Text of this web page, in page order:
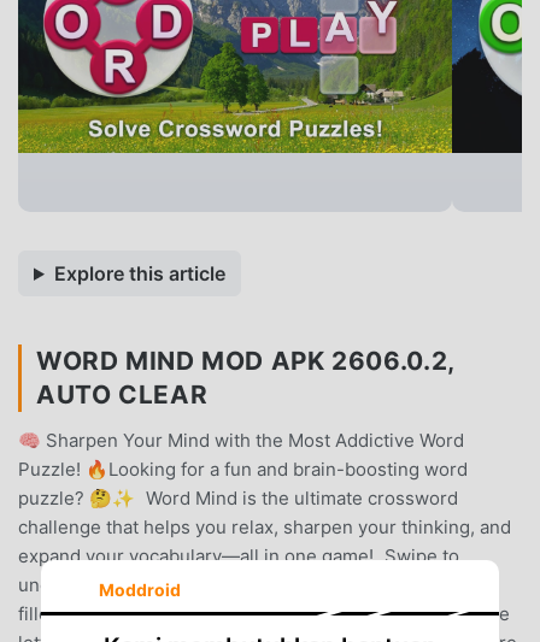
Explore this article
WORD MIND MOD APK 2606.0.2,
AUTO CLEAR
🧠 Sharpen Your Mind with the Most Addictive Word
Puzzle! 🔥Looking for a fun and brain-boosting word
puzzle? 🤔✨ Word Mind is the ultimate crossword
challenge that helps you relax, sharpen your thinking, and
expand your vocabulary—all in one game! Swipe to
uncover hidden words and tackle 1,000+ exciting levels
filled with brain-teasing fun!🎮 HOW TO PLAY* Swipe the
Moddroid